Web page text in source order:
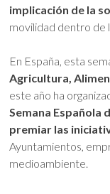
implicación de la
movilidad dentro de
En España, esta
Agricultura,
este año ha
Semana Española
premiar las
Ayuntamientos,
medioambiente.